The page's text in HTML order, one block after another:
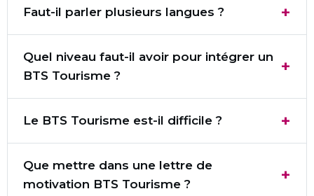
Faut-il parler plusieurs langues ?
Quel niveau faut-il avoir pour intégrer un
BTS Tourisme ?
Le BTS Tourisme est-il difficile ?
Que mettre dans une lettre de
motivation BTS Tourisme ?